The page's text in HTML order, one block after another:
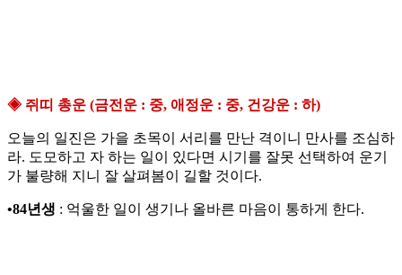
◈ 쥐띠 총운 (금전운 : 중, 애정운 : 중, 건강운 : 하)
오늘의 일진은 가을 초목이 서리를 만난 격이니 만사를 조심하
라. 도모하고 자 하는 일이 있다면 시기를 잘못 선택하여 운기
가 불량해 지니 잘 살펴봄이 길할 것이다.
•84년생 : 억울한 일이 생기나 올바른 마음이 통하게 한다.